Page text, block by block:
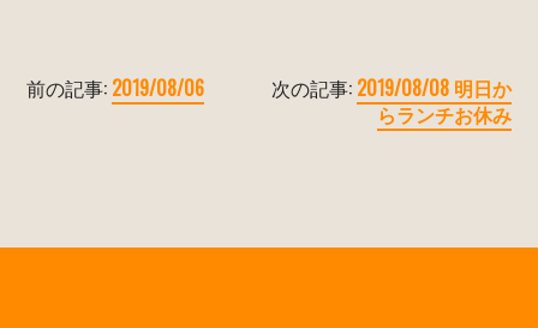
前の記事: 2019/08/06 次の記事: 2019/08/08 明日か
らランチお休み